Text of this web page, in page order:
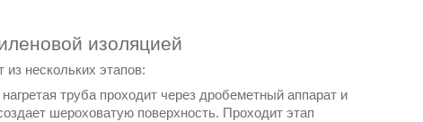
изоляцией
нескольких этапов:
труба проходит через дробеметный аппарат и
шероховатую поверхность. Проходит этап